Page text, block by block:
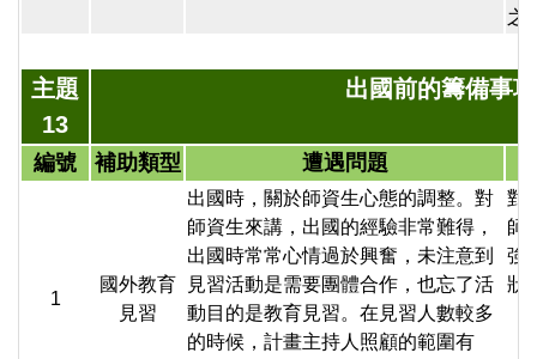
之
主題
13
出國前的籌備事
編號 補助類型 遭遇問題
1
國外教育
見習
出國時，關於師資生心態的調整。對
師資生來講，出國的經驗非常難得，
出國時常常心情過於興奮，未注意到
見習活動是需要團體合作，也忘了活
動目的是教育見習。在見習人數較多
的時候，計畫主持人照顧的範圍有
對
師
強
狀